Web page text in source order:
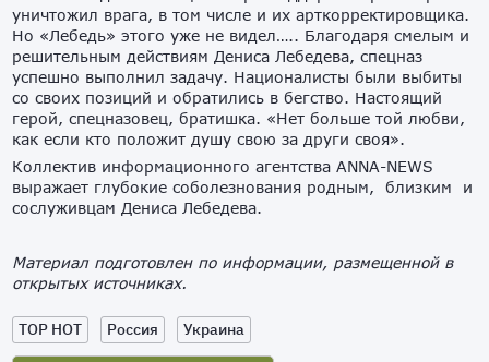
уничтожил врага, в том числе и их арткорректировщика.
Но «Лебедь» этого уже не видел….. Благодаря смелым и
решительным действиям Дениса Лебедева, спецназ
успешно выполнил задачу. Националисты были выбиты
со своих позиций и обратились в бегство. Настоящий
герой, спецназовец, братишка. «Нет больше той любви,
как если кто положит душу свою за други своя».
Коллектив информационного агентства ANNA-NEWS
выражает глубокие соболезнования родным, близким и
сослуживцам Дениса Лебедева.
Материал подготовлен по информации, размещенной в
открытых источниках.
TOP HOT Россия Украина